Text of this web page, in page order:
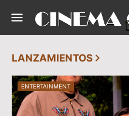
LANZAMIENTOS
ENTERTAINMENT